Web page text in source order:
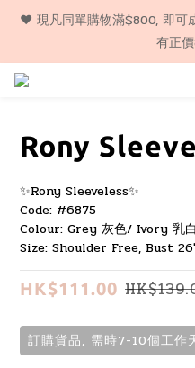
❤️ 購物滿$500, 即享包郵服務,
❤️ 現凡同單購物滿$800, 即可
有正
❤️ 購物滿$500, 即享包郵服務,
Rony
✨Rony Sleeveless✨
Code: #6875
Colour: Grey 灰色/ Ivory 乳
Size: Shoulder Free, Bust
HK$111.00
訂購貨品, 需時7-10個工作